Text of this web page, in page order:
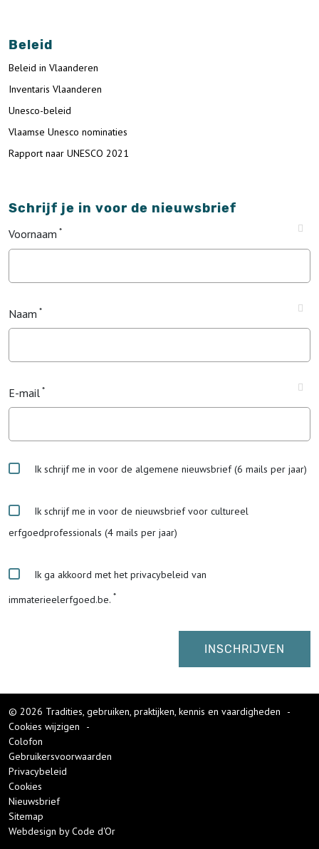
Beleid
Beleid in Vlaanderen
Inventaris Vlaanderen
Unesco-beleid
Vlaamse Unesco nominaties
Rapport naar UNESCO 2021
Schrijf je in voor de nieuwsbrief
Voornaam
Naam
E-mail
Ik schrijf me in voor de algemene nieuwsbrief (6 mails per jaar)
Ik schrijf me in voor de nieuwsbrief voor cultureel
erfgoedprofessionals (4 mails per jaar)
Ik ga akkoord met het privacybeleid van
immaterieelerfgoed.be.
© 2026 Tradities, gebruiken, praktijken, kennis en vaardigheden
-
Cookies wijzigen
-
Colofon
Gebruikersvoorwaarden
Privacybeleid
Cookies
Nieuwsbrief
Sitemap
Webdesign by Code d'Or